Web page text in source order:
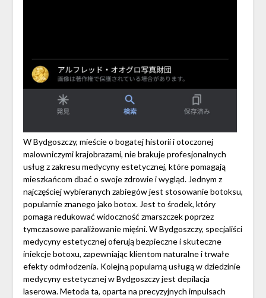
W Bydgoszczy, mieście o bogatej historii i otoczonej
malowniczymi krajobrazami, nie brakuje profesjonalnych
usług z zakresu medycyny estetycznej, które pomagają
mieszkańcom dbać o swoje zdrowie i wygląd. Jednym z
najczęściej wybieranych zabiegów jest stosowanie botoksu,
popularnie znanego jako botox. Jest to środek, który
pomaga redukować widoczność zmarszczek poprzez
tymczasowe paraliżowanie mięśni. W Bydgoszczy, specjaliści
medycyny estetycznej oferują bezpieczne i skuteczne
iniekcje botoxu, zapewniając klientom naturalne i trwałe
efekty odmłodzenia. Kolejną popularną usługą w dziedzinie
medycyny estetycznej w Bydgoszczy jest depilacja
laserowa. Metoda ta, oparta na precyzyjnych impulsach